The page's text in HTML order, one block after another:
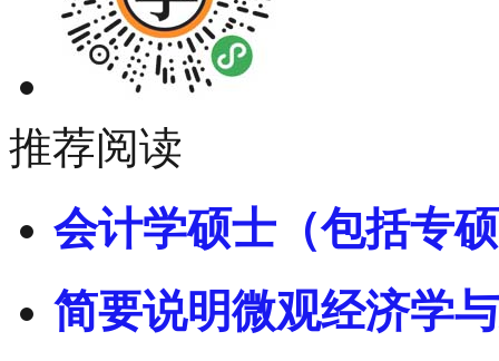
推荐阅读
会计学硕士（包括专
简要说明微观经济学